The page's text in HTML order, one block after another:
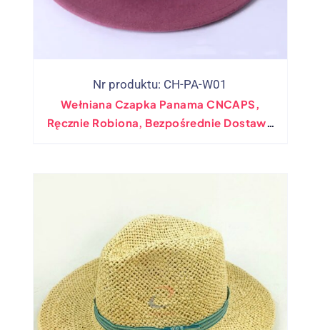
Nr produktu: CH-PA-W01
Wełniana Czapka Panama CNCAPS,
Ręcznie Robiona, Bezpośrednie Dostawy